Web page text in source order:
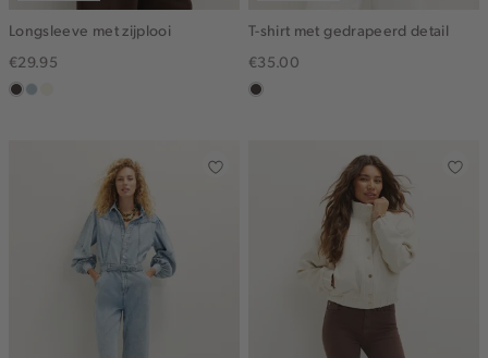
Longsleeve met zijplooi
€29.95
chocoblauw,
T-shirt met gedrapeerd detail
€35.00
choco